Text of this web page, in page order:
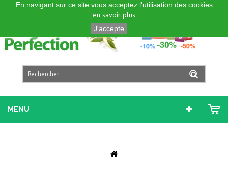
FRANÇAIS
MENU
En navigant sur ce site vous acceptez l'utilisation des cookies
en savoir plus
J'accepte